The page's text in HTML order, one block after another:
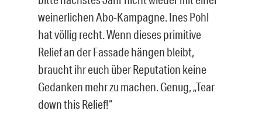
weinerlichen Abo-Kampagne. Ines Pohl
hat völlig recht. Wenn dieses primitive
Relief an der Fassade hängen bleibt,
braucht ihr euch über Reputation keine
Gedanken mehr zu machen. Genug, „Tear
down this Relief!“